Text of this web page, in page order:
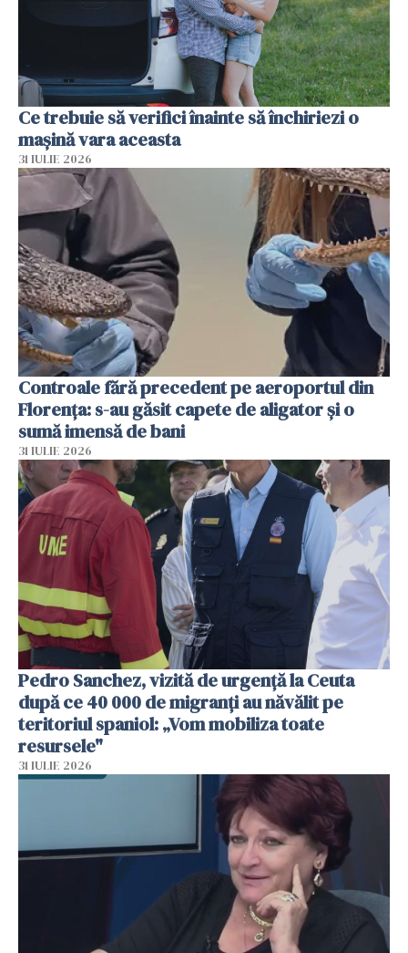
Ce trebuie să verifici înainte să închiriezi o
mașină vara aceasta
31 IULIE 2026
Controale fără precedent pe aeroportul din
Florența: s-au găsit capete de aligator și o
sumă imensă de bani
31 IULIE 2026
Pedro Sanchez, vizită de urgență la Ceuta
după ce 40 000 de migranți au năvălit pe
teritoriul spaniol: „Vom mobiliza toate
resursele"
31 IULIE 2026